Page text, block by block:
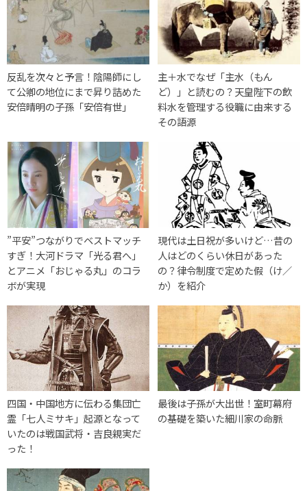
反乱を次々と予言！陰陽師にし
て公卿の地位にまで昇り詰めた
安倍晴明の子孫「安倍有世」
主＋水でなぜ「主水（もん
ど）」と読むの？天皇陛下の飲
料水を管理する役職に由来する
その語源
”平安”つながりでベストマッチ
すぎ！大河ドラマ「光る君へ」
とアニメ「おじゃる丸」のコラ
ボが実現
現代は土日祝が多いけど…昔の
人はどのくらい休日があった
の？律令制度で定めた假（け／
か）を紹介
四国・中国地方に伝わる集団亡
霊「七人ミサキ」起源となって
いたのは戦国武将・吉良親実だ
った！
最後は子孫が大出世！室町幕府
の基礎を築いた細川家の命脈